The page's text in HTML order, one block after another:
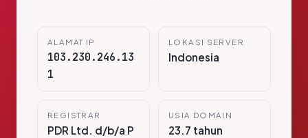
ALAMAT IP
103.230.246.13
1
LOKASI SERVER
Indonesia
REGISTRAR
PDR Ltd. d/b/a P
USIA DOMAIN
23.7 tahun